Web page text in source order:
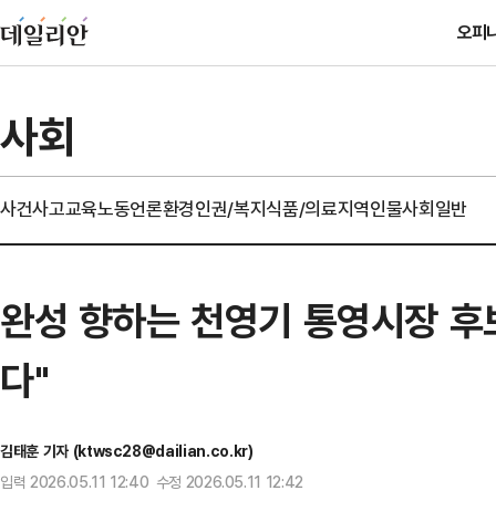
오피
사회
사건사고교육노동언론환경인권/복지식품/의료지역인물사회일반
완성 향하는 천영기 통영시장
다"
김태훈 기자 (ktwsc28@dailian.co.kr)
입력 2026.05.11 12:40 수정 2026.05.11 12:42